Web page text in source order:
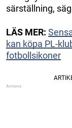
särställning,
LÄS MER:
kan köpa PL-
fotbollsikoner